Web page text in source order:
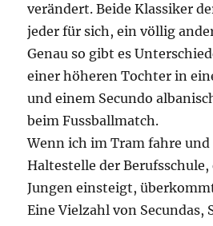
verändert. Beide Klassiker
jeder für sich, ein völlig
Genau so gibt es
einer höheren Tochter in
und einem Secundo
beim Fussballmatch.
Wenn ich im Tram fahre und
Haltestelle der Berufsschule,
Jungen einsteigt,
Eine Vielzahl von Secundas,